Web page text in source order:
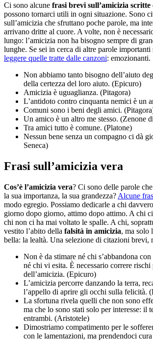
Ci sono alcune frasi brevi sull’amicizia
possono tornarci utili in ogni situazione. Sono
sull’amicizia che sfruttano poche parole, ma
arrivano dritte al cuore. A volte, non è
lungo: l’amicizia non ha bisogno sempre di
lunghe. Se sei in cerca di altre parole importanti
leggere quelle tratte dalle canzoni: emozionanti.
Non abbiamo tanto bisogno dell’aiuto
della certezza del loro aiuto. (Epicuro)
Amicizia è uguaglianza. (Pitagora)
L’antidoto contro cinquanta nemici è un
Comuni sono i beni degli amici.
Un amico è un altro me stesso. (Zenone
Tra amici tutto è comune. (Platone)
Nessun bene senza un compagno ci dà
Seneca)
Frasi sull’amicizia vera
Cos’è l’amicizia vera? Ci sono delle parole
la sua importanza, la sua grandezza? Alcune
modo egregio. Possiamo dedicarle a chi
giorno dopo giorno, attimo dopo attimo. A chi
chi non ci ha mai voltato le spalle. A chi,
vestito l’abito della falsità in amicizia, ma solo
bella: la lealtà. Una selezione di citazioni brevi,
Non è da stimare né chi s’abbandona
né chi vi esita. È necessario correre rischi
dell’amicizia. (Epicuro)
L’amicizia percorre danzando la terra,
l’appello di aprire gli occhi sulla felicità.
La sfortuna rivela quelli che non sono
ma che lo sono stati solo per interesse: il
entrambi. (Aristotele)
Dimostriamo compatimento per le
con le lamentazioni, ma prendendoci